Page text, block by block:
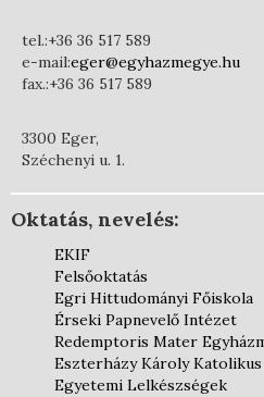
tel.:+36 36 517 589
e-mail:eger@egyhazmegye.hu
fax.:+36 36 517 589
3300 Eger,
Széchenyi u. 1.
Oktatás, nevelés:
EKIF
Felsőoktatás
Egri Hittudományi Főiskola
Érseki Papnevelő Intézet
Redemptoris Mater
Eszterházy Károly
Egyetemi Lelkészségek